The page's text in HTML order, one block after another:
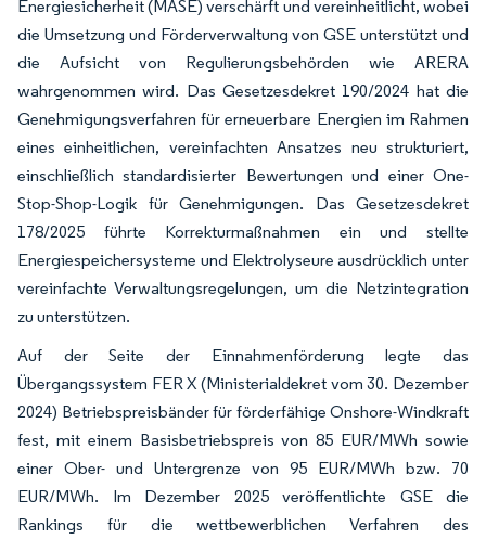
Energiesicherheit (MASE) verschärft und vereinheitlicht, wobei
die Umsetzung und Förderverwaltung von GSE unterstützt und
die Aufsicht von Regulierungsbehörden wie ARERA
wahrgenommen wird. Das Gesetzesdekret 190/2024 hat die
Genehmigungsverfahren für erneuerbare Energien im Rahmen
eines einheitlichen, vereinfachten Ansatzes neu strukturiert,
einschließlich standardisierter Bewertungen und einer One-
Stop-Shop-Logik für Genehmigungen. Das Gesetzesdekret
178/2025 führte Korrekturmaßnahmen ein und stellte
Energiespeichersysteme und Elektrolyseure ausdrücklich unter
vereinfachte Verwaltungsregelungen, um die Netzintegration
zu unterstützen.
Auf der Seite der Einnahmenförderung legte das
Übergangssystem FER X (Ministerialdekret vom 30. Dezember
2024) Betriebspreisbänder für förderfähige Onshore-Windkraft
fest, mit einem Basisbetriebspreis von 85 EUR/MWh sowie
einer Ober- und Untergrenze von 95 EUR/MWh bzw. 70
EUR/MWh. Im Dezember 2025 veröffentlichte GSE die
Rankings für die wettbewerblichen Verfahren des